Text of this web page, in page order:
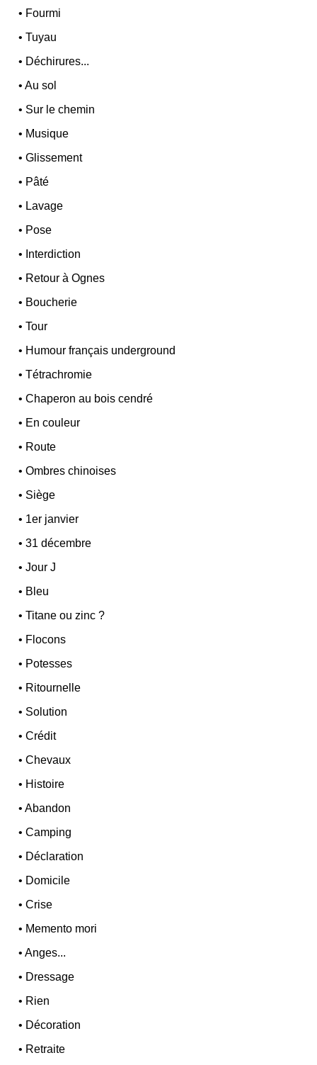
• Fourmi
•Tuyau
• Déchirures...
•Au sol
• Sur le chemin
• Musique
•Glissement
• Pâté
• Lavage
• Pose
• Interdiction
• Retour à Ognes
• Boucherie
•Tour
• Humour français underground
•Tétrachromie
•Chaperon au bois cendré
• En couleur
• Route
•Ombres chinoises
• Siège
• 1er janvier
•31 décembre
•Jour J
• Bleu
•Titane ou zinc ?
• Flocons
• Potesses
• Ritournelle
• Solution
•Crédit
•Chevaux
• Histoire
•Abandon
•Camping
• Déclaration
• Domicile
•Crise
• Memento mori
•Anges...
• Dressage
• Rien
• Décoration
• Retraite